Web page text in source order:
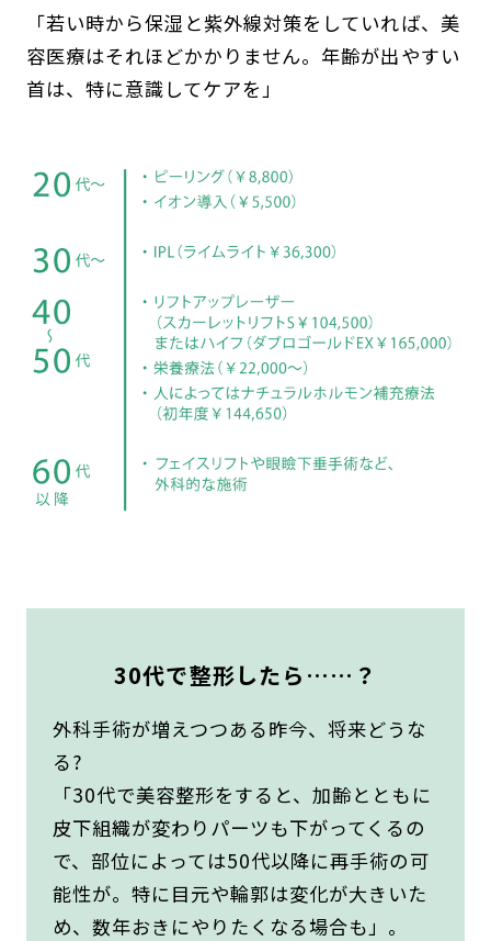
「若い時から保湿と紫外線対策をしていれば、美
容医療はそれほどかかりません。年齢が出やすい
首は、特に意識してケアを」
30代で整形したら……？
外科手術が増えつつある昨今、将来どうな
る?
「30代で美容整形をすると、加齢とともに
皮下組織が変わりパーツも下がってくるの
で、部位によっては50代以降に再手術の可
能性が。特に目元や輪郭は変化が大きいた
め、数年おきにやりたくなる場合も」。